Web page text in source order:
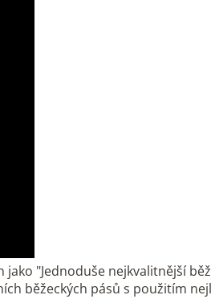
"Jednoduše nejkvalitnější
běžeckých pásů s použitím